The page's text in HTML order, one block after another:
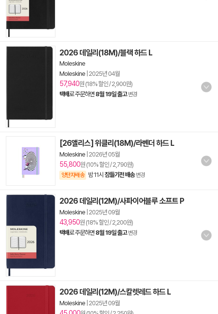
2026 데일리(18M)/블랙 하드 L
Moleskine
Moleskine 2025년 04월
57,940원 (18% 할인 / 2,900원)
택배로 주문하면 8월 19일 출고 변경
[26앨리스] 위클리(18M)/라벤더 하드 L
Moleskine 2026년 05월
55,800원 (10% 할인 / 2,790원)
양탄자배송 밤 11시 잠들기전 배송 변경
2026 데일리(12M)/사파이어블루 소프트 P
Moleskine 2025년 09월
43,950원 (18% 할인 / 2,200원)
택배로 주문하면 8월 19일 출고 변경
2026 데일리(12M)/스칼렛레드 하드 L
Moleskine 2025년 09월